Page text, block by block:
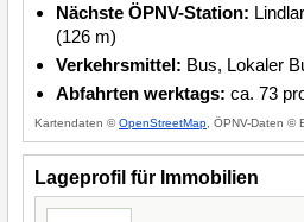
Nächste ÖPNV-Station:
(126 m)
Verkehrsmittel: Bus, Lokaler
Abfahrten werktags: ca. 73
Kartendaten ©OpenStreetMap , ÖPNV-Daten ©
Lageprofil für Immobilien